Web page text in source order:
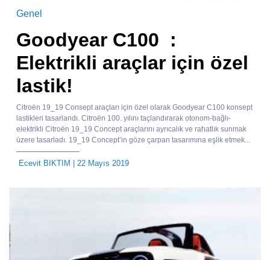
Genel
Goodyear C100 :
Elektrikli araçlar için özel
lastik!
Citroën 19_19 Consept araçları için özel olarak Goodyear C100 konsept
lastikleri tasarlandı. Citroën 100. yılını taçlandırarak otonom-bağlı-
elektrikli Citroën 19_19 Concept araçlarını ayrıcalık ve rahatlık sunmak
üzere tasarladı. 19_19 Concept’in göze çarpan tasarımına eşlik etmek...
Ecevit BIKTIM | 22 Mayıs 2019